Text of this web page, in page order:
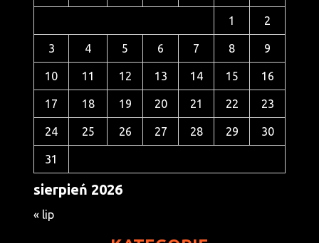
sierpień 2026
1 2
3 4 5 6 7 8 9
10 11 12 13 14 15 16
17 18 19 20 21 22 23
24 25 26 27 28 29 30
31
« lip